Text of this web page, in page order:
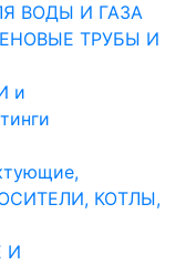
ВОДЫ И ГАЗА
ТРУБЫ И
и
КОТЛЫ,
И